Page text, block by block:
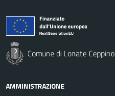
Comune di Lonate Ceppino
AMMINISTRAZIONE